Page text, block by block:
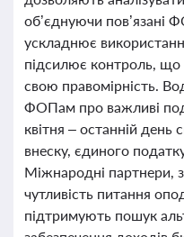
об’єднуючи пов’язані
ускладнює
підсилює контроль, що
свою правомірність.
ФОПам про важливі
квітня – останній день
внеску, єдиного
Міжнародні
чутливість питання
підтримують пошук